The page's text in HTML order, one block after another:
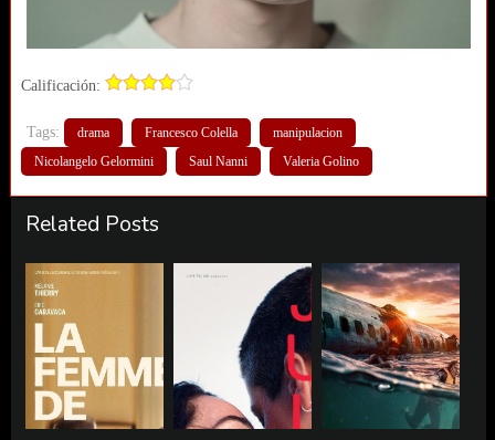
Calificación:
Tags: drama Francesco Colella
manipulacion
Nicolangelo Gelormini
Saul Nanni Valeria Golino
Related Posts